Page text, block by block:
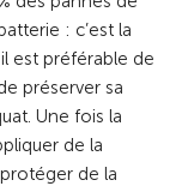
: c’est la
est préférable de
préserver sa
Une fois la
de la
de la